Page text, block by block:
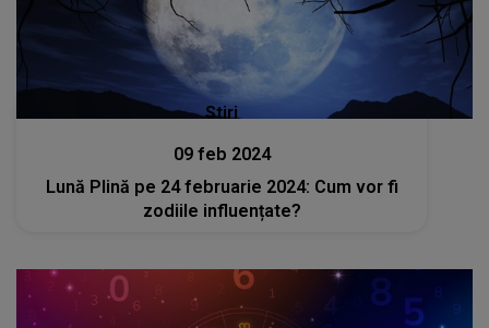
Stiri
09 feb 2024
Lună Plină pe 24 februarie 2024: Cum vor fi
zodiile influențate?